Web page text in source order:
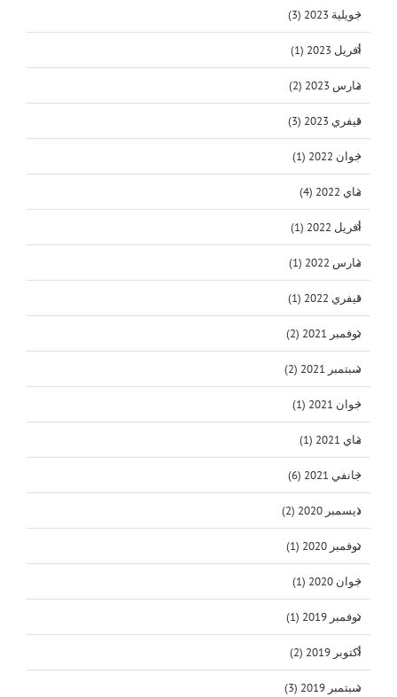
جويلية 2023 (3)
أفريل 2023 (1)
مارس 2023 (2)
فيفري 2023 (3)
جوان 2022 (1)
ماي 2022 (4)
أفريل 2022 (1)
مارس 2022 (1)
فيفري 2022 (1)
نوفمبر 2021 (2)
سبتمبر 2021 (2)
جوان 2021 (1)
ماي 2021 (1)
جانفي 2021 (6)
ديسمبر 2020 (2)
نوفمبر 2020 (1)
جوان 2020 (1)
نوفمبر 2019 (1)
أكتوبر 2019 (2)
سبتمبر 2019 (3)